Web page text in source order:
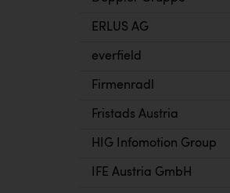
ERLUS AG
everfield
Firmenradl
Fristads Austria
HIG Infomotion Group
IFE Austria GmbH